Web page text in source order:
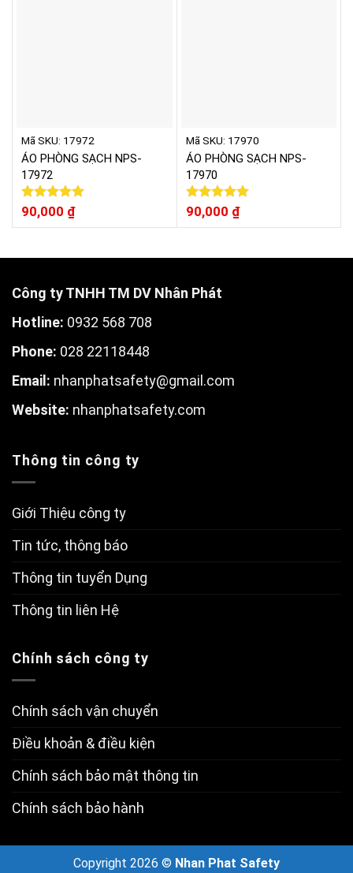
Mã SKU: 17972
ÁO PHÒNG SẠCH NPS-
17972
Được xếp
hạng
5.00
90,000 ₫
Mã SKU: 17970
ÁO PHÒNG SẠCH NPS-
17970
Được xếp
hạng
5.00
90,000 ₫
Công ty TNHH TM DV Nhân Phát
Hotline: 0932 568 708
Phone: 028 22118448
Email: nhanphatsafety@gmail.com
Website: nhanphatsafety.com
Thông tin công ty
Giới Thiệu công ty
Tin tức, thông báo
Thông tin tuyển Dụng
Thông tin liên Hệ
Chính sách công ty
Chính sách vận chuyển
Điều khoản & điều kiện
Chính sách bảo mật thông tin
Chính sách bảo hành
Copyright 2026 © Nhan Phat Safety